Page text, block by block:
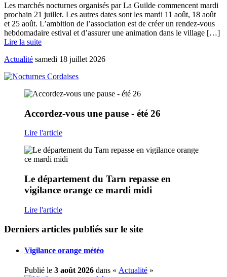
Les marchés nocturnes organisés par La Guilde commencent mardi
prochain 21 juillet. Les autres dates sont les mardi 11 août, 18 août
et 25 août. L’ambition de l’association est de créer un rendez-vous
hebdomadaire estival et d’assurer une animation dans le village […]
Lire la suite
Actualité samedi 18 juillet 2026
Accordez-vous une pause - été 26
Lire l'article
Le département du Tarn repasse en
vigilance orange ce mardi midi
Lire l'article
Derniers articles publiés sur le site
Vigilance orange météo
Publié le 3 août 2026 dans « Actualité »